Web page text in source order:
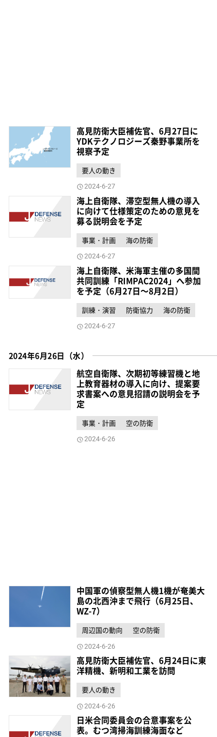
高見防衛大臣補佐官、6月27日に
YDKテクノロジーズ秦野事業所を
視察予定
要人の動き
2024-6-27
海上自衛隊、滞空型無人機の導入
に向けて仕様策定のための意見を
募る説明会を予定
事業・計画 海の防衛
2024-6-27
海上自衛隊、米海軍主催の多国間
共同訓練「RIMPAC2024」へ参加
を予定（6月27日～8月2日）
訓練・演習 防衛協力 海の防衛
2024-6-27
2024年6月26日（水）
航空自衛隊、次期初等練習機と地
上教育器材の導入に向け、提案要
求書案への意見招請の説明会を予
定
事業・計画 空の防衛
2024-6-26
中国軍の偵察型無人機1機が奄美大
島の北西沖まで飛行（6月25日、
WZ-7）
周辺国の動向 空の防衛
2024-6-26
高見防衛大臣補佐官、6月24日に東
洋精機、新明和工業を訪問
要人の動き
2024-6-26
日米合同委員会の合意事案を公
表。むつ湾掃海訓練海面など